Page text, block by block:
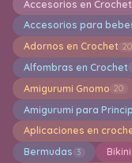
Accesorios en
Accesorios para
Adornos en Crochet 20
Alfombras en Crochet
Amigurumi Gnomo 20
Amigurumi para
Aplicaciones en
Bermudas 3